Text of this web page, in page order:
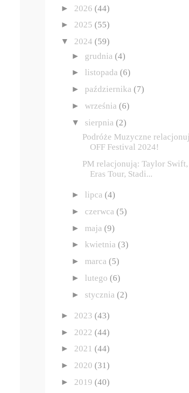
► 2026(44)
► 2025(55)
▼ 2024(59)
► grudnia (4)
► listopada (6)
► października (7)
► września (6)
▼ sierpnia (2)
Podróże Muzyczne
OFF Festival 2024!
PM relacjonują: Taylor Swift,
Eras Tour, Stadi...
► lipca (4)
► czerwca (5)
► maja (9)
►
kwietnia (3)
► marca (5)
► lutego (6)
► stycznia (2)
► 2023(43)
► 2022(44)
► 2021(44)
► 2020(31)
► 2019(40)